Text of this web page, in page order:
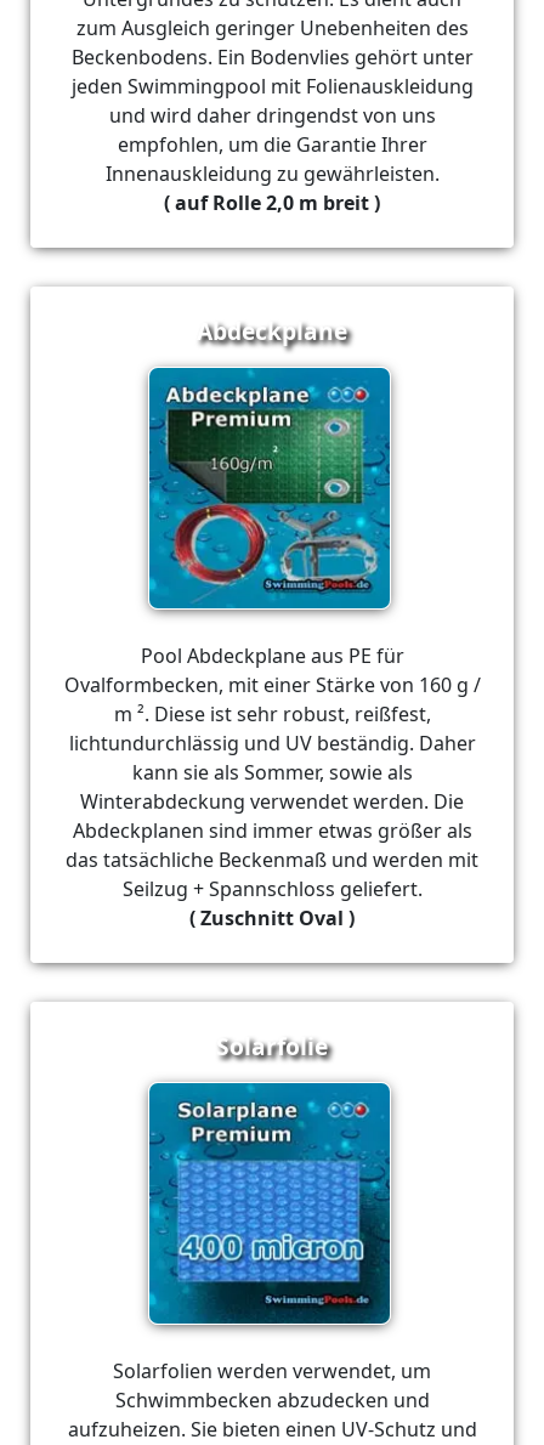
zum Ausgleich geringer Unebenheiten des
Beckenbodens. Ein Bodenvlies gehört unter
jeden Swimmingpool mit Folienauskleidung
und wird daher dringendst von uns
empfohlen, um die Garantie Ihrer
Innenauskleidung zu gewährleisten.
( auf Rolle 2,0 m breit )
Abdeckplane
Pool Abdeckplane aus PE für
Ovalformbecken, mit einer Stärke von 160 g /
m ². Diese ist sehr robust, reißfest,
lichtundurchlässig und UV beständig. Daher
kann sie als Sommer, sowie als
Winterabdeckung verwendet werden. Die
Abdeckplanen sind immer etwas größer als
das tatsächliche Beckenmaß und werden mit
Seilzug + Spannschloss geliefert.
( Zuschnitt Oval )
Solarfolie
Solarfolien werden verwendet, um
Schwimmbecken abzudecken und
aufzuheizen. Sie bieten einen UV-Schutz und